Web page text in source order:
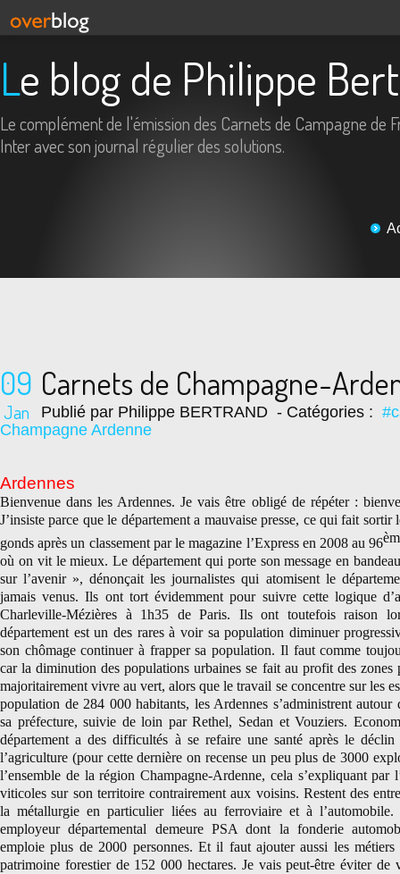
Le blog de Philippe
Le complément de l'émission des Carnets de Campagne de
Inter avec son journal régulier des solutions.
09
Jan
Carnets de Champagne-
Publié par Philippe BERTRAND - Catégories :
Champagne Ardenne
Ardennes
Bienvenue dans les Ardennes. Je vais être obligé de répéter :
J’insiste parce que le département a mauvaise presse, ce qui fait sortir
gonds après un classement par le magazine l’Express en 2008 au 96
où on vit le mieux. Le département qui porte son message en
sur l’avenir », dénonçait les journalistes qui atomisent le
jamais venus. Ils ont tort évidemment pour suivre cette logique
Charleville-Mézières à 1h35 de Paris. Ils ont toutefois raison
département est un des rares à voir sa population diminuer
son chômage continuer à frapper sa population. Il faut comme
car la diminution des populations urbaines se fait au profit des zones
majoritairement vivre au vert, alors que le travail se concentre sur les
population de 284 000 habitants, les Ardennes s’administrent autour
sa préfecture, suivie de loin par Rethel, Sedan et Vouziers.
département a des difficultés à se refaire une santé après le
l’agriculture (pour cette dernière on recense un peu plus de 3000
l’ensemble de la région Champagne-Ardenne, cela s’expliquant par
viticoles sur son territoire contrairement aux voisins. Restent des
la métallurgie en particulier liées au ferroviaire et à
employeur départemental demeure PSA dont la fonderie
emploie plus de 2000 personnes. Et il faut ajouter aussi les
patrimoine forestier de 152 000 hectares. Je vais peut-être éviter de